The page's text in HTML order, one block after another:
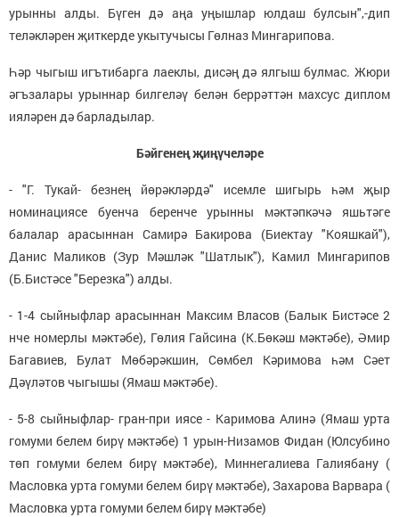
урынны алды. Бүген дә аңа уңышлар юлдаш булсын",-дип
теләкләрен җиткерде укытучысы Гөлназ Мингарипова.
Һәр чыгыш игътибарга лаеклы, дисәң дә ялгыш булмас. Жюри
әгъзалары урыннар билгеләү белән беррәттән махсус диплом
ияләрен дә барладылар.
Бәйгенең җиңүчеләре
- "Г. Тукай- безнең йөрәкләрдә" исемле шигырь һәм җыр
номинациясе буенча беренче урынны мәктәпкәчә яшьтәге
балалар арасыннан Самирә Бакирова (Биектау "Кояшкай"),
Данис Маликов (Зур Мәшләк "Шатлык"), Камил Мингарипов
(Б.Бистәсе "Березка") алды.
- 1-4 сыйныфлар арасыннан Максим Власов (Балык Бистәсе 2
нче номерлы мәктәбе), Гөлия Гайсина (К.Бөкәш мәктәбе), Әмир
Багавиев, Булат Мөбәрәкшин, Сөмбел Кәримова һәм Сәет
Дәүләтов чыгышы (Ямаш мәктәбе).
- 5-8 сыйныфлар- гран-при иясе - Каримова Алинә (Ямаш урта
гомуми белем бирү мәктәбе) 1 урын-Низамов Фидан (Юлсубино
төп гомуми белем бирү мәктәбе), Миннегалиева Галиябану (
Масловка урта гомуми белем бирү мәктәбе), Захарова Варвара (
Масловка урта гомуми белем бирү мәктәбе)